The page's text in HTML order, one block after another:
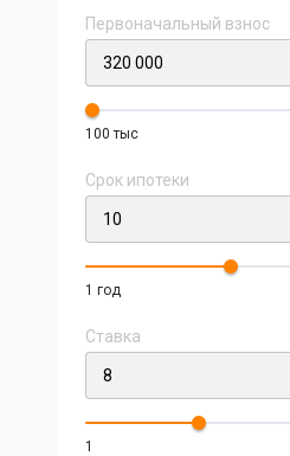
Первоначальный взнос
100 тыс
Срок ипотеки
1 год
Ставка
1